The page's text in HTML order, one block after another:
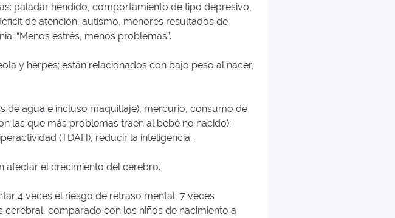
paladar hendido, comportamiento de tipo depresivo,
de atención, autismo, menores resultados de
“Menos estrés, menos problemas”.
y herpes; están relacionados con bajo peso al nacer,
de agua e incluso maquillaje), mercurio, consumo de
las que más problemas traen al bebé no nacido);
(TDAH), reducir la inteligencia.
afectar el crecimiento del cerebro.
4 veces el riesgo de retraso mental, 7 veces
comparado con los niños de nacimiento a